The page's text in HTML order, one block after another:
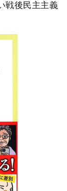
戦後民主主義